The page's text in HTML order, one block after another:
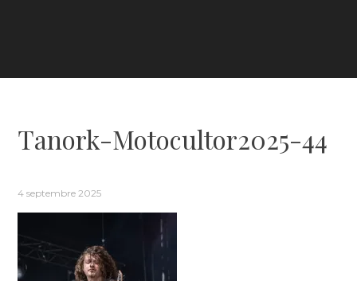
Tanork-Motocultor2025-44
4 septembre 2025